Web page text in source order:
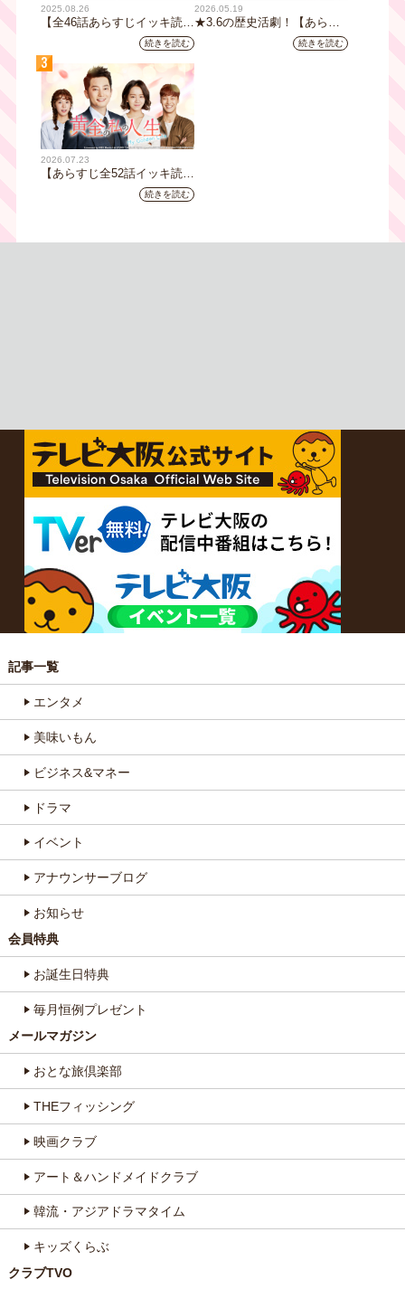
2025.08.26
【全46話あらすじイッキ読
み】韓国ドラマ『火の女神
ジョンイ』｜テレビ大阪 9
月11日（木）朝8時放送スタ
ート
続きを読む
2026.05.19
★3.6の歴史活劇！【あらす
じ全32話イッキ読み】韓国ド
ラマ『鉄の王 キム・スロ』
続きを読む
3
2026.07.23
【あらすじ全52話イッキ読
み】韓国ドラマ『黄金の私の
人生』｜テレビ大阪 月曜～
続きを読む
記事一覧
エンタメ
美味いもん
ビジネス&マネー
ドラマ
イベント
アナウンサーブログ
お知らせ
会員特典
お誕生日特典
毎月恒例プレゼント
メールマガジン
おとな旅倶楽部
THEフィッシング
映画クラブ
アート＆ハンドメイドクラブ
韓流・アジアドラマタイム
キッズくらぶ
クラブTVO